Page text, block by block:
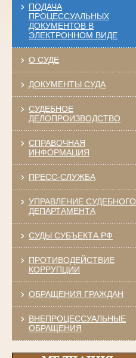
ПОДАЧА
ПРОЦЕССУАЛЬНЫХ
ДОКУМЕНТОВ В
ЭЛЕКТРОННОМ ВИДЕ
О СУДЕ
ДОКУМЕНТЫ СУДА
СУДЕБНОЕ
ДЕЛОПРОИЗВОДСТВО
СПРАВОЧНАЯ
ИНФОРМАЦИЯ
ПРЕСС-СЛУЖБА
УПРАВЛЕНИЕ СУДЕБНОГО
ДЕПАРТАМЕНТА
СУДЫ СУБЪЕКТА РФ
ПРОТИВОДЕЙСТВИЕ
КОРРУПЦИИ
ОБРАЩЕНИЯ ГРАЖДАН
ВНЕПРОЦЕССУАЛЬНЫЕ
ОБРАЩЕНИЯ